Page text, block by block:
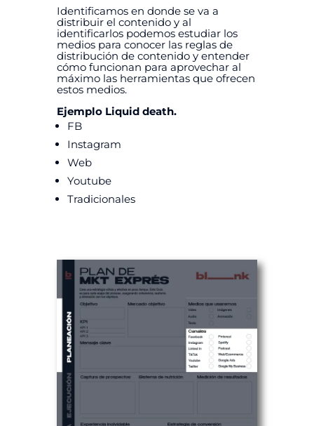
Identificamos en donde se va a
distribuir el contenido y al
identificarlos podemos estudiar los
medios para conocer las reglas de
distribución de contenido y entender
cómo funcionan para aprovechar al
máximo las herramientas que ofrecen
estos medios.
Ejemplo Liquid death.
FB
Instagram
Web
Youtube
Tradicionales